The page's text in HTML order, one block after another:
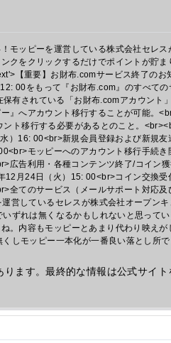
モッピーを運営している株式会社セレス
クをクリックするだけでポイントが貯ま
【重要】お財布.comサービス終了のお
00をもって『お財布.com』のすべての
有されている「お財布.comアカウント
』へアカウント移行することが可能。
ト移行する必要があるとのこと。
）16: 00<br>新規会員登録および新規友
モッピーへのアカウント移行手続き
広告利用・各種コンテンツ終了/コイン
12月24日（火）15: 00<br>コイン交換受
全てのサービス（メールサポート対応及
営しているセレスが株式会社オープンキ
ずれは無くなるかもしれないと思ってい
。内容もモッピーとあまり代わり映えが
しモッピー一本化が一番良い落とし所で
ます。最終的な情報は公式サイト